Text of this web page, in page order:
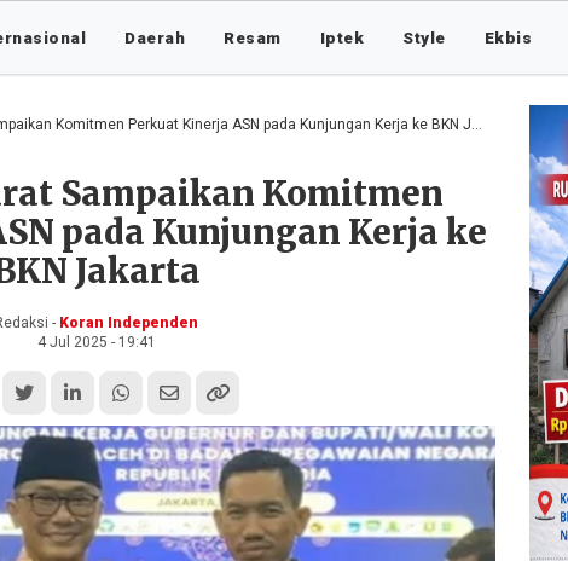
Daerah Resam Iptek Style Ekbis
Komitmen Perkuat Kinerja ASN pada Kunjungan Kerja ke BKN Jakarta
Sampaikan Komitmen
pada Kunjungan Kerja ke
Jakarta
- Koran Independen
4 Jul 2025 - 19:41